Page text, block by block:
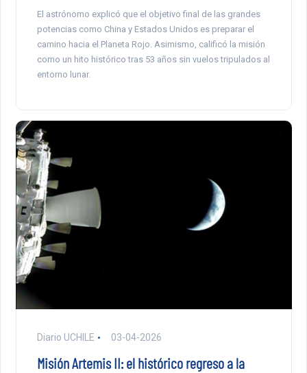
El astrónomo explicó que el objetivo final de las grandes
potencias como China y Estados Unidos es preparar el
camino hacia el Planeta Rojo. Asimismo, calificó la misión
como un hito histórico tras 53 años sin vuelos tripulados al
entorno lunar.
Diario UCHILE 03-04-2026
Misión Artemis II: el histórico regreso a la